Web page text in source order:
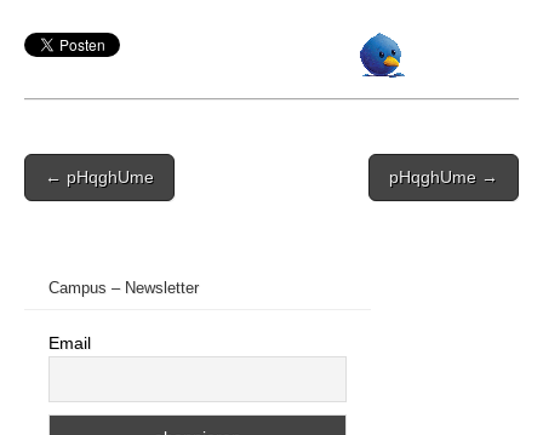
Post
navigation
← pHqghUme pHqghUme →
Campus – Newsletter
Email